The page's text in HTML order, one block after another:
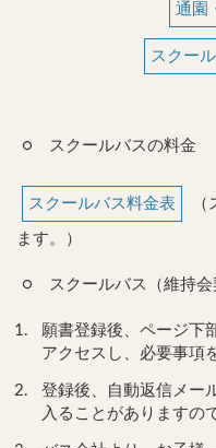
通園
スクー
○ スクールバスの料金
スクールバス料金表 （
ます。）
○ スクールバス（維持
願書登録後、ページ下
アクセスし、必要事項
登録後、自動返信メー
入ることがありますの